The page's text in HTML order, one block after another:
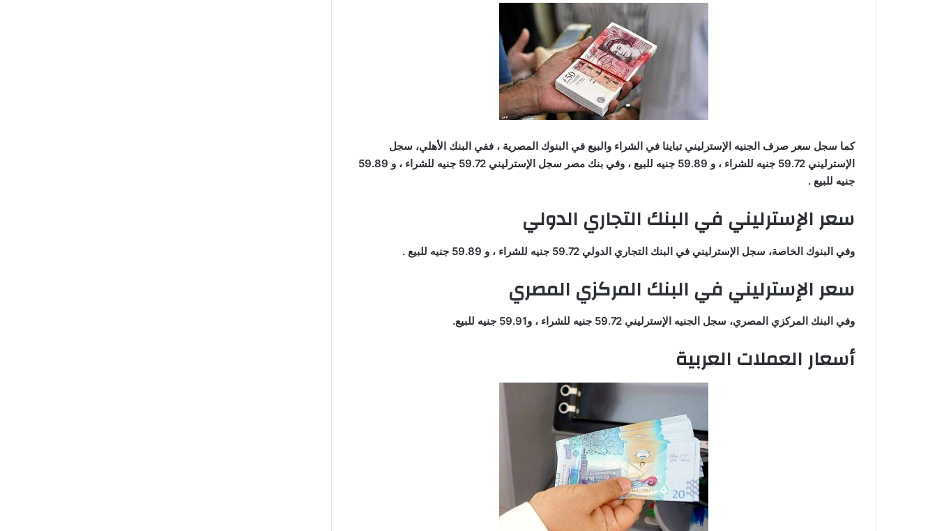
كما سجل سعر صرف الجنيه الإسترليني تباينا في الشراء والبيع في البنوك المصرية ، ففي البنك الأهلي، سجل
الإسترليني 59.72 جنيه للشراء ، و 59.89 جنيه للبيع ، وفي بنك مصر سجل الإسترليني 59.72 جنيه للشراء ، و 59.89
جنيه للبيع .
سعر الإسترليني في البنك التجاري الدولي
وفي البنوك الخاصة، سجل الإسترليني في البنك التجاري الدولي 59.72 جنيه للشراء ، و 59.89 جنيه للبيع .
سعر الإسترليني في البنك المركزي المصري
وفي البنك المركزي المصري، سجل الجنيه الإسترليني 59.72 جنيه للشراء ، و59.91 جنيه للبيع.
أسعار العملات العربية